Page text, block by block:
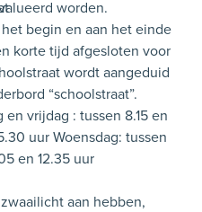
worden.
begin en aan het einde
korte tijd afgesloten voor
wordt aangeduid
“schoolstraat”.
vrijdag : tussen 8.15 en
uur Woensdag: tussen
en 12.35 uur
aan hebben,